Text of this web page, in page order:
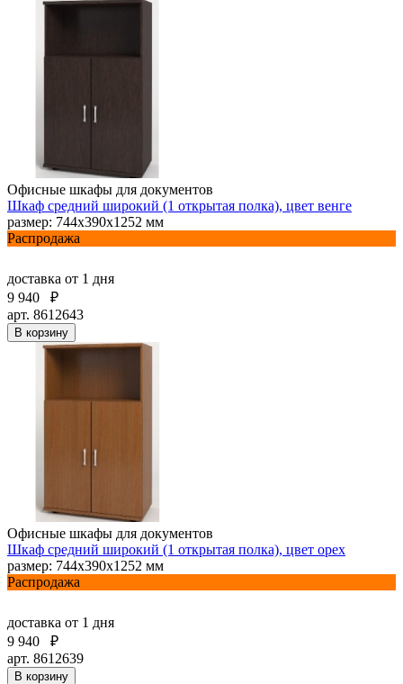
Офисные шкафы для документов
Шкаф средний широкий (1 открытая полка), цвет венге
размер: 744х390х1252 мм
Распродажа
доставка от 1 дня
9 940
₽
арт. 8612643
В корзину
Офисные шкафы для документов
Шкаф средний широкий (1 открытая полка), цвет орех
размер: 744х390х1252 мм
Распродажа
доставка от 1 дня
9 940
₽
арт. 8612639
В корзину